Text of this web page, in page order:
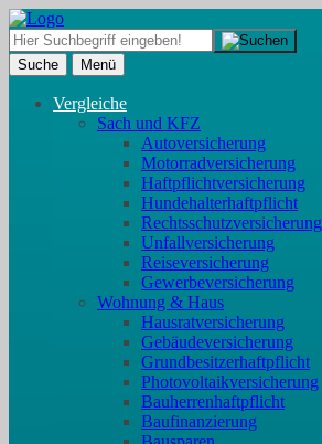
Suche Menü
Vergleiche
Sach und KFZ
Autoversicherung
Motorradversicherung
Haftpflichtversicherung
Hundehalterhaftpflicht
Rechtsschutzversicherung
Unfallversicherung
Reiseversicherung
Gewerbeversicherung
Wohnung & Haus
Hausratversicherung
Gebäudeversicherung
Grundbesitzerhaftpflicht
Photovoltaikversicherung
Bauherrenhaftpflicht
Baufinanzierung